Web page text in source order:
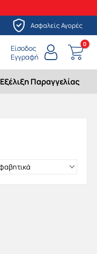
Ασφαλείς Αγορές
Είσοδος
Εγγραφή
Εξέλιξη Παραγγελίας